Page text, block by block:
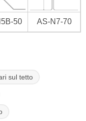
50 AS-N7-70
sul tetto